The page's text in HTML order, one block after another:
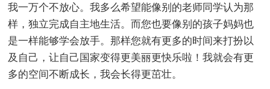
我一万个不放心。我多么希望能像别的老师同学认为那
样，独立完成自主地生活。而您也要像别的孩子妈妈也
是一样能够学会放手。那样您就有更多的时间来打扮以
及自己，让自己国家变得更美丽更快乐啦！我就会有更
多的空间不断成长，我会长得更茁壮。